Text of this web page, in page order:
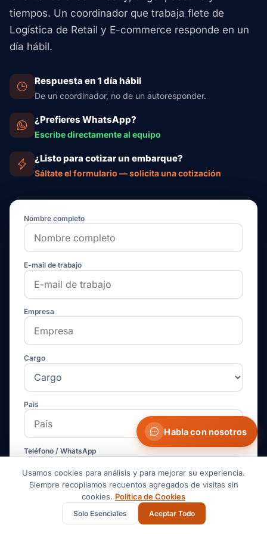
tiempos. Un coordinador que trabaja flete de
Logística de Retail y E-commerce responde en un
día hábil.
Respuesta en 1 día hábil
De un coordinador, no de un autoresponder.
¿Prefieres WhatsApp?
Escribe directamente al equipo
¿Listo para cotizar un embarque?
Sáltate el formulario — solicita una cotización
Nombre completo
E-mail de trabajo
Empresa
Cargo
País
Teléfono / WhatsApp
¿Qué envías, de dónde a dónde y cuándo?
Habla con nosotros
Usamos cookies para análisis y para mejorar su experiencia.
Siempre recopilamos recuentos agregados de visitas sin
cookies. Política de Cookies
Solo Esenciales Aceptar Todo